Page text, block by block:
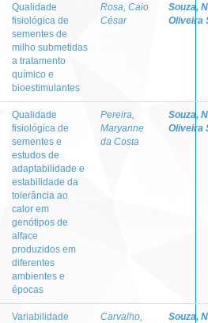
Qualidade
fisiológica de
sementes de
milho submetidas
a tratamento
químico e
bioestimulantes
Rosa, Caio
César
Souza,
Oliveira
Qualidade
fisiológica de
sementes e
estudos de
adaptabilidade e
estabilidade da
tolerância ao
calor em
genótipos de
alface
produzidos em
diferentes
ambientes e
épocas
Pereira,
Maryanne
da Costa
Souza,
Oliveira
Variabilidade
Carvalho,
Souza,